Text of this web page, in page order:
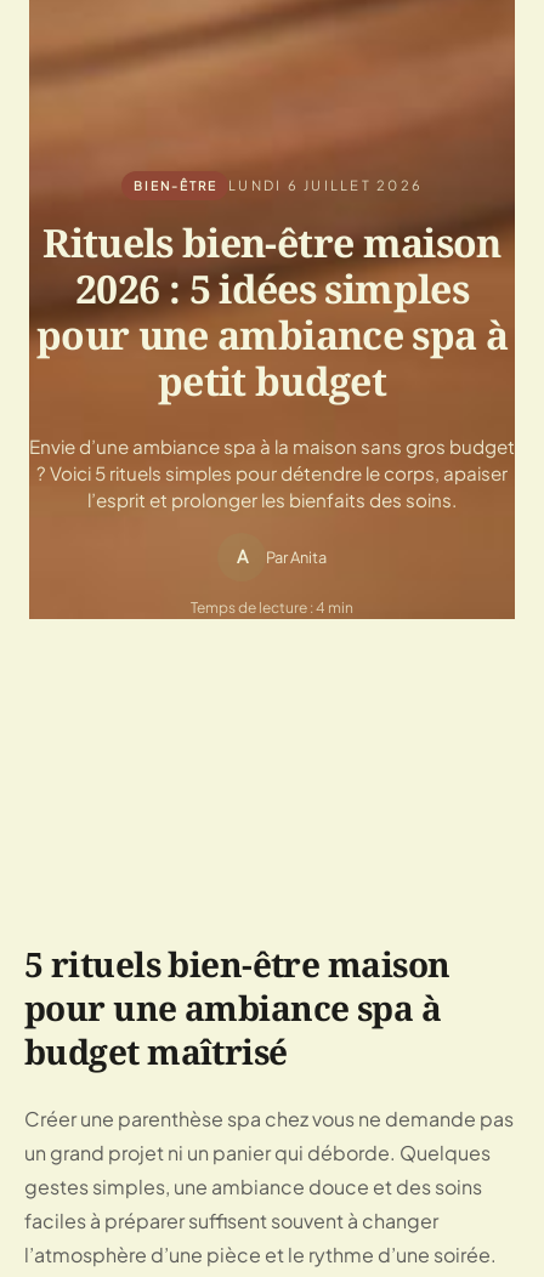
BIEN-ÊTRE LUNDI 6 JUILLET 2026
Rituels bien-être maison
2026 : 5 idées simples
pour une ambiance spa à
petit budget
Envie d’une ambiance spa à la maison sans gros budget
? Voici 5 rituels simples pour détendre le corps, apaiser
l’esprit et prolonger les bienfaits des soins.
A Par Anita
Temps de lecture : 4 min
5 rituels bien-être maison
pour une ambiance spa à
budget maîtrisé
Créer une parenthèse spa chez vous ne demande pas
un grand projet ni un panier qui déborde. Quelques
gestes simples, une ambiance douce et des soins
faciles à préparer suffisent souvent à changer
l’atmosphère d’une pièce et le rythme d’une soirée.